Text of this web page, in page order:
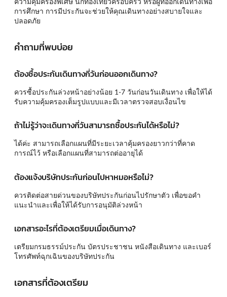
การศึกษา การมีประกันจะช่วยให้คุณเดินทางอย่างสบายใจและ
ปลอดภัย
คำถามที่พบบ่อย
ต้องซื้อประกันเดินทางกี่วันก่อนออกเดินทาง?
ควรซื้อประกันล่วงหน้าอย่างน้อย 1-7 วันก่อนวันเดินทาง เพื่อให้ได้
รับความคุ้มครองเต็มรูปแบบและมีเวลาตรวจสอบเงื่อนไข
ถ้าไม่รู้ว่าจะเดินทางกี่วันสามารถซื้อประกันได้หรือไม่?
ได้ค่ะ สามารถเลือกแผนที่มีระยะเวลาคุ้มครองยาวกว่าที่คาด
การณ์ไว้ หรือเลือกแผนที่สามารถต่ออายุได้
ต้องแจ้งบริษัทประกันก่อนไปหาหมอหรือไม่?
ควรติดต่อสายด่วนของบริษัทประกันก่อนไปรักษาตัว เพื่อขอคำ
แนะนำและเพื่อให้ได้รับการอนุมัติล่วงหน้า
เอกสารอะไรที่ต้องเตรียมเมื่อเดินทาง?
เตรียมกรมธรรม์ประกัน บัตรประชาชน หนังสือเดินทาง และเบอร์
โทรศัพท์ฉุกเฉินของบริษัทประกัน
เอกสารที่ต้องเตรียม